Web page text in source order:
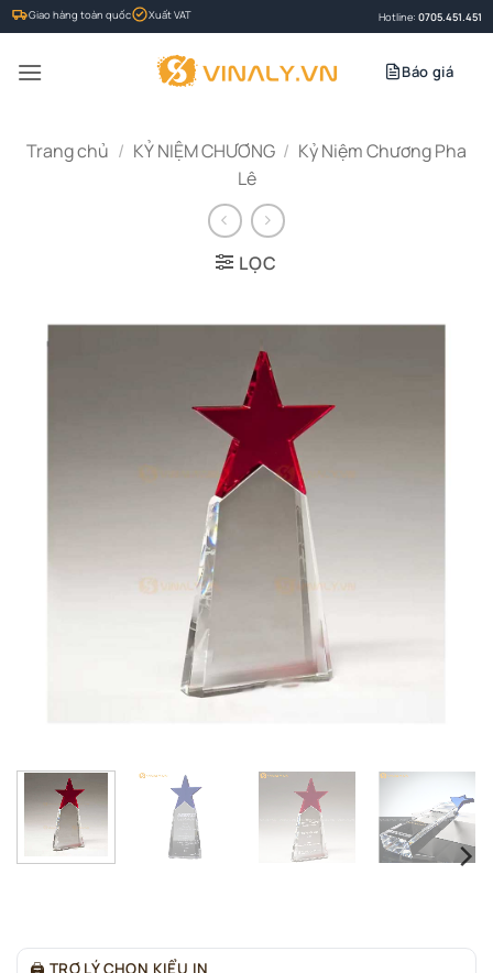
Bỏ
qua
nội
Giao hàng toàn quốc Xuất VAT Hotline: 0705.451.451
Báo giá
Trang chủ / KỶ NIỆM CHƯƠNG / Kỷ Niệm Chương Pha
Lê
LỌC
🖨 TRỢ LÝ CHỌN KIỂU IN